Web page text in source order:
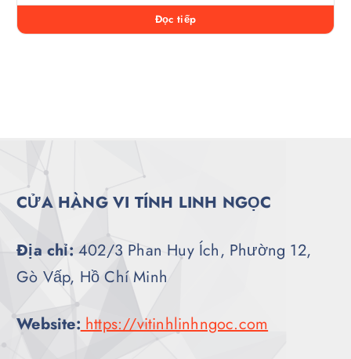
Đọc tiếp
CỬA HÀNG VI TÍNH LINH NGỌC
Địa chỉ: 402/3 Phan Huy Ích, Phường 12,
Gò Vấp, Hồ Chí Minh
Website:https://vitinhlinhngoc.com